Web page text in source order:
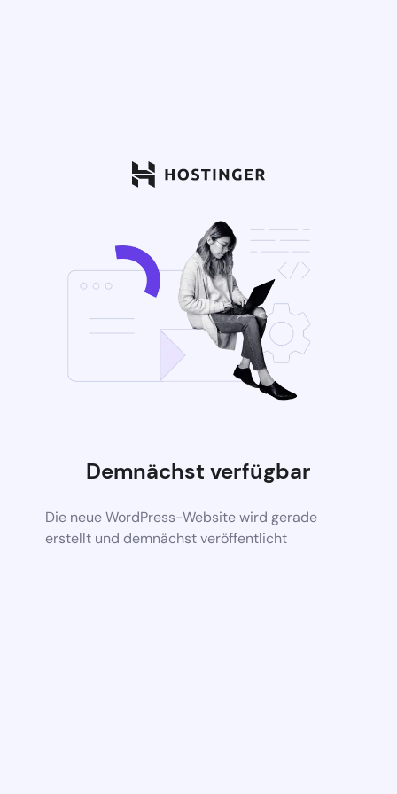
Demnächst verfügbar
Die neue WordPress-Website wird gerade
erstellt und demnächst veröffentlicht